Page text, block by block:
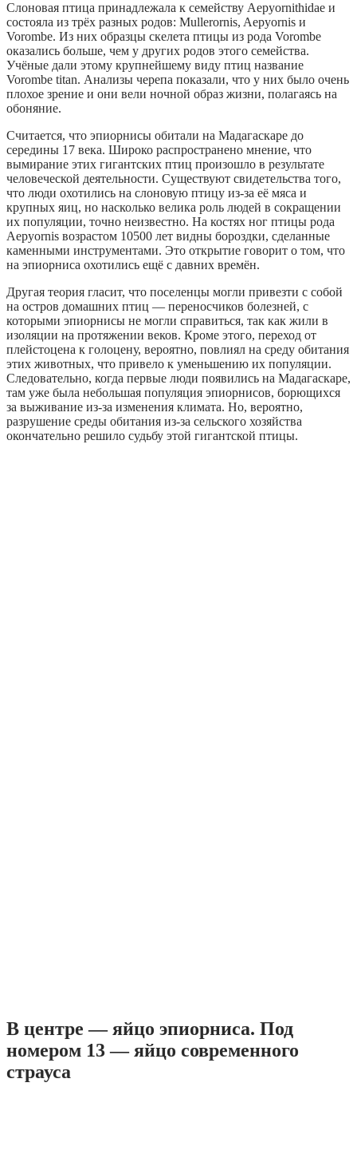
Слоновая птица принадлежала к семейству Aepyornithidae и
состояла из трёх разных родов: Mullerornis, Aepyornis и
Vorombe. Из них образцы скелета птицы из рода Vorombe
оказались больше, чем у других родов этого семейства.
Учёные дали этому крупнейшему виду птиц название
Vorombe titan. Анализы черепа показали, что у них было очень
плохое зрение и они вели ночной образ жизни, полагаясь на
обоняние.
Считается, что эпиорнисы обитали на Мадагаскаре до
середины 17 века. Широко распространено мнение, что
вымирание этих гигантских птиц произошло в результате
человеческой деятельности. Существуют свидетельства того,
что люди охотились на слоновую птицу из-за её мяса и
крупных яиц, но насколько велика роль людей в сокращении
их популяции, точно неизвестно. На костях ног птицы рода
Aepyornis возрастом 10500 лет видны бороздки, сделанные
каменными инструментами. Это открытие говорит о том, что
на эпиорниса охотились ещё с давних времён.
Другая теория гласит, что поселенцы могли привезти с собой
на остров домашних птиц — переносчиков болезней, с
которыми эпиорнисы не могли справиться, так как жили в
изоляции на протяжении веков. Кроме этого, переход от
плейстоцена к голоцену, вероятно, повлиял на среду обитания
этих животных, что привело к уменьшению их популяции.
Следовательно, когда первые люди появились на Мадагаскаре,
там уже была небольшая популяция эпиорнисов, борющихся
за выживание из-за изменения климата. Но, вероятно,
разрушение среды обитания из-за сельского хозяйства
окончательно решило судьбу этой гигантской птицы.
В центре — яйцо эпиорниса. Под
номером 13 — яйцо современного
страуса